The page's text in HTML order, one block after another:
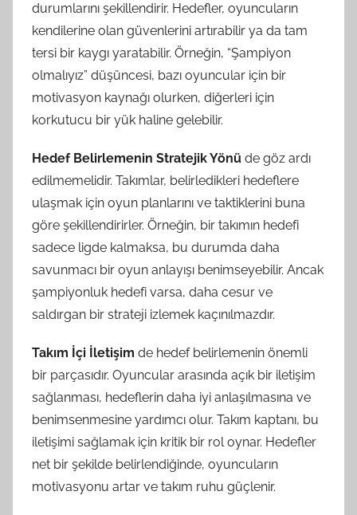
durumlarını şekillendirir. Hedefler, oyuncuların
kendilerine olan güvenlerini artırabilir ya da tam
tersi bir kaygı yaratabilir. Örneğin, “Şampiyon
olmalıyız” düşüncesi, bazı oyuncular için bir
motivasyon kaynağı olurken, diğerleri için
korkutucu bir yük haline gelebilir.
Hedef Belirlemenin Stratejik Yönü de göz ardı
edilmemelidir. Takımlar, belirledikleri hedeflere
ulaşmak için oyun planlarını ve taktiklerini buna
göre şekillendirirler. Örneğin, bir takımın hedefi
sadece ligde kalmaksa, bu durumda daha
savunmacı bir oyun anlayışı benimseyebilir. Ancak
şampiyonluk hedefi varsa, daha cesur ve
saldırgan bir strateji izlemek kaçınılmazdır.
Takım İçi İletişim de hedef belirlemenin önemli
bir parçasıdır. Oyuncular arasında açık bir iletişim
sağlanması, hedeflerin daha iyi anlaşılmasına ve
benimsenmesine yardımcı olur. Takım kaptanı, bu
iletişimi sağlamak için kritik bir rol oynar. Hedefler
net bir şekilde belirlendiğinde, oyuncuların
motivasyonu artar ve takım ruhu güçlenir.